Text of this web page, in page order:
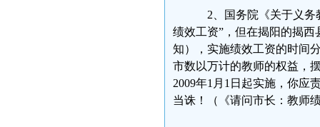
2、国务院《关于义务
绩效工资”，但在揭阳的揭
知），实施绩效工资的时间
市数以万计的教师的权益，
2009年1月1日起实施，你
当诛！（《请问市长：教师